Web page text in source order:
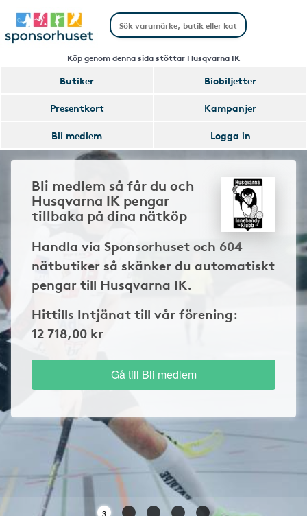
Köp genom denna sida stöttar Husqvarna IK
Butiker
Biobiljetter
Presentkort
Kampanjer
Bli medlem
Logga in
Bli medlem så får du och
Husqvarna IK pengar
tillbaka på dina nätköp
Handla via Sponsorhuset och 604
nätbutiker så skänker du automatiskt
pengar till Husqvarna IK.
Hittills Intjänat till vår förening:
12 718,00 kr
Gå till Bli medlem
2